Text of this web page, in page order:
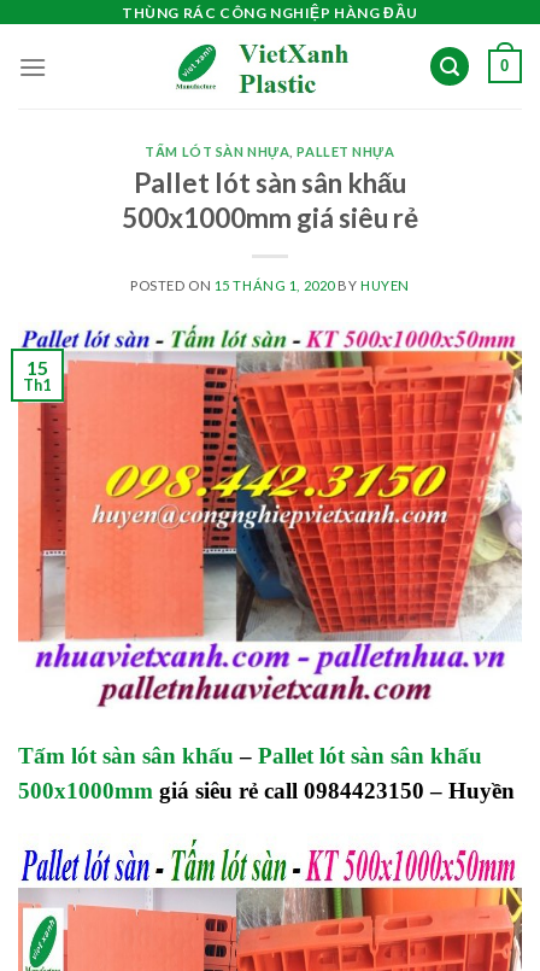
content
THÙNG RÁC CÔNG NGHIỆP HÀNG ĐẦU
0
TẤM LÓT SÀN NHỰA ,PALLET NHỰA
Pallet lót sàn sân khấu
500x1000mm giá siêu rẻ
POSTED ON 15 THÁNG 1, 2020BY HUYEN
15
Th1
Tấm lót sàn sân khấu – Pallet lót sàn sân khấu
500x1000mm giá siêu rẻ call 0984423150 – Huyền